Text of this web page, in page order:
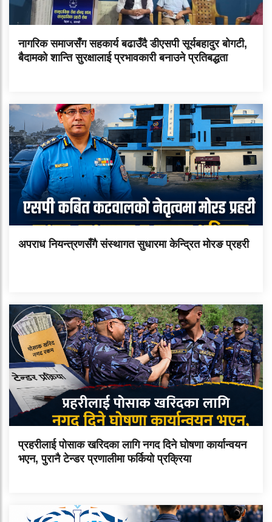
नागरिक समाजसँग सहकार्य बढाउँदै डीएसपी सूर्यबहादुर बोगटी,
बैदामको शान्ति सुरक्षालाई प्रभावकारी बनाउने प्रतिबद्धता
अपराध नियन्त्रणसँगै संस्थागत सुधारमा केन्द्रित मोरङ प्रहरी
प्रहरीलाई पोसाक खरिदका लागि नगद दिने घोषणा कार्यान्वयन
भएन, पुरानै टेन्डर प्रणालीमा फर्कियो प्रक्रिया